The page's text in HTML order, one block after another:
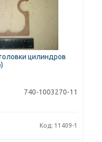
цилиндров
740-1003270-11
Код: 11409-1